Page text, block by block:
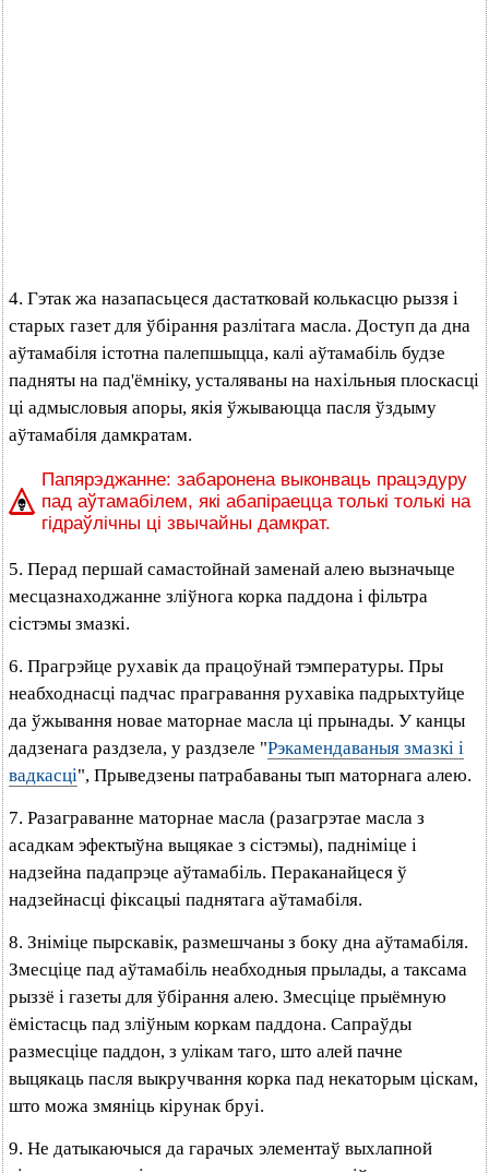
4. Гэтак жа назапасьцеся дастатковай колькасцю рыззя і
старых газет для ўбірання разлітага масла. Доступ да дна
аўтамабіля істотна палепшыцца, калі аўтамабіль будзе
падняты на пад'ёмніку, усталяваны на нахільныя плоскасці
ці адмысловыя апоры, якія ўжываюцца пасля ўздыму
аўтамабіля дамкратам.
Папярэджанне: забаронена выконваць працэдуру
пад аўтамабілем, які абапіраецца толькі толькі на
гідраўлічны ці звычайны дамкрат.
5. Перад першай самастойнай заменай алею вызначыце
месцазнаходжанне зліўнога корка паддона і фільтра
сістэмы змазкі.
6. Прагрэйце рухавік да працоўнай тэмпературы. Пры
неабходнасці падчас прагравання рухавіка падрыхтуйце
да ўжывання новае маторнае масла ці прынады. У канцы
дадзенага раздзела, у раздзеле "Рэкамендаваныя змазкі і
вадкасці", Прыведзены патрабаваны тып маторнага алею.
7. Разаграванне маторнае масла (разагрэтае масла з
асадкам эфектыўна выцякае з сістэмы), падніміце і
надзейна падапрэце аўтамабіль. Пераканайцеся ў
надзейнасці фіксацыі паднятага аўтамабіля.
8. Зніміце пырскавік, размешчаны з боку дна аўтамабіля.
Змесціце пад аўтамабіль неабходныя прылады, а таксама
рыззё і газеты для ўбірання алею. Змесціце прыёмную
ёмістасць пад зліўным коркам паддона. Сапраўды
размесціце паддон, з улікам таго, што алей пачне
выцякаць пасля выкручвання корка пад некаторым ціскам,
што можа змяніць кірунак бруі.
9. Не датыкаючыся да гарачых элементаў выхлапной